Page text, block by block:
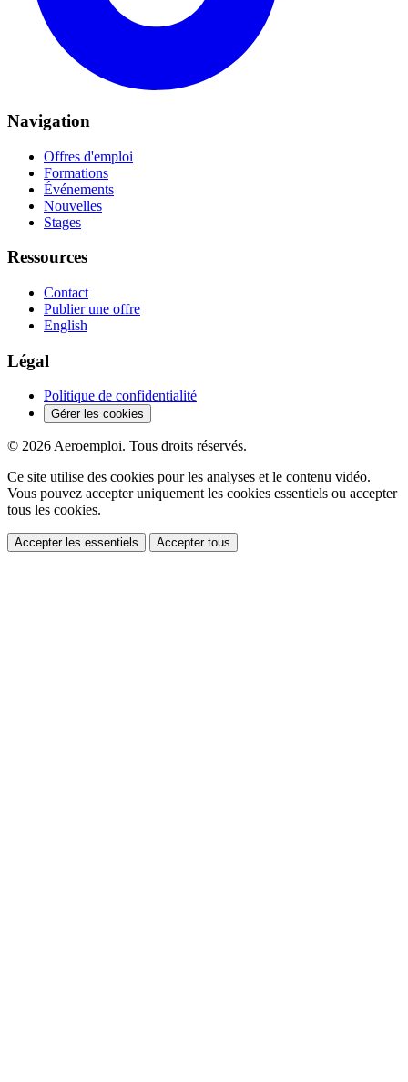
Navigation
Offres d'emploi
Formations
Événements
Nouvelles
Stages
Ressources
Contact
Publier une offre
English
Légal
Politique de confidentialité
Gérer les cookies
© 2026 Aeroemploi. Tous droits réservés.
Ce site utilise des cookies pour les analyses et le contenu vidéo.
Vous pouvez accepter uniquement les cookies essentiels ou accepter
tous les cookies.
Accepter les essentiels Accepter tous